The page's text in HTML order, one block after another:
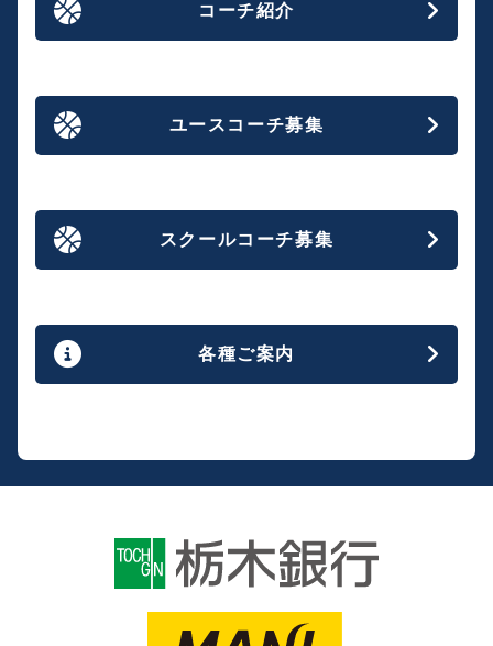
コーチ紹介
ユースコーチ募集
スクールコーチ募集
各種ご案内